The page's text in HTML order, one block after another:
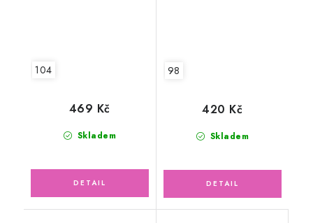
104
Skladem
469 Kč
98
Skladem
420 Kč